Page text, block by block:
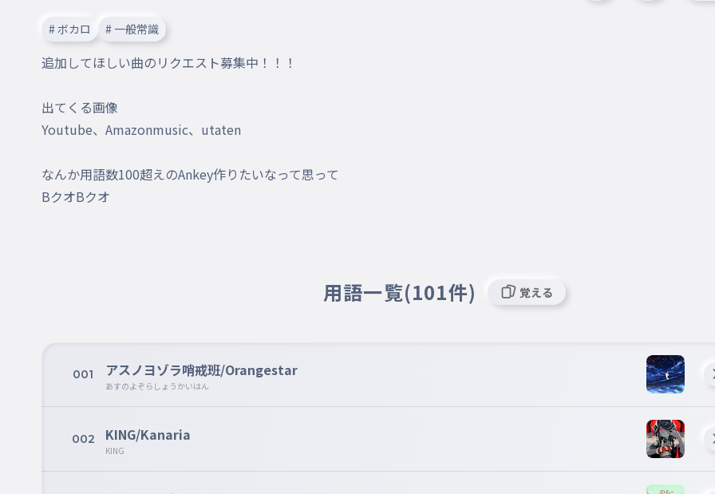
# ボカロ # 一般常識
追加してほしい曲のリクエスト募集中！！！
出てくる画像
Youtube、Amazonmusic、utaten
なんか用語数100超えのAnkey作りたいなって思って
BクオBクオ
用語一覧(101件) 覚える
001 アスノヨゾラ哨戒班/Orangestar
あすのよぞらしょうかいはん
002 KING/Kanaria
KING